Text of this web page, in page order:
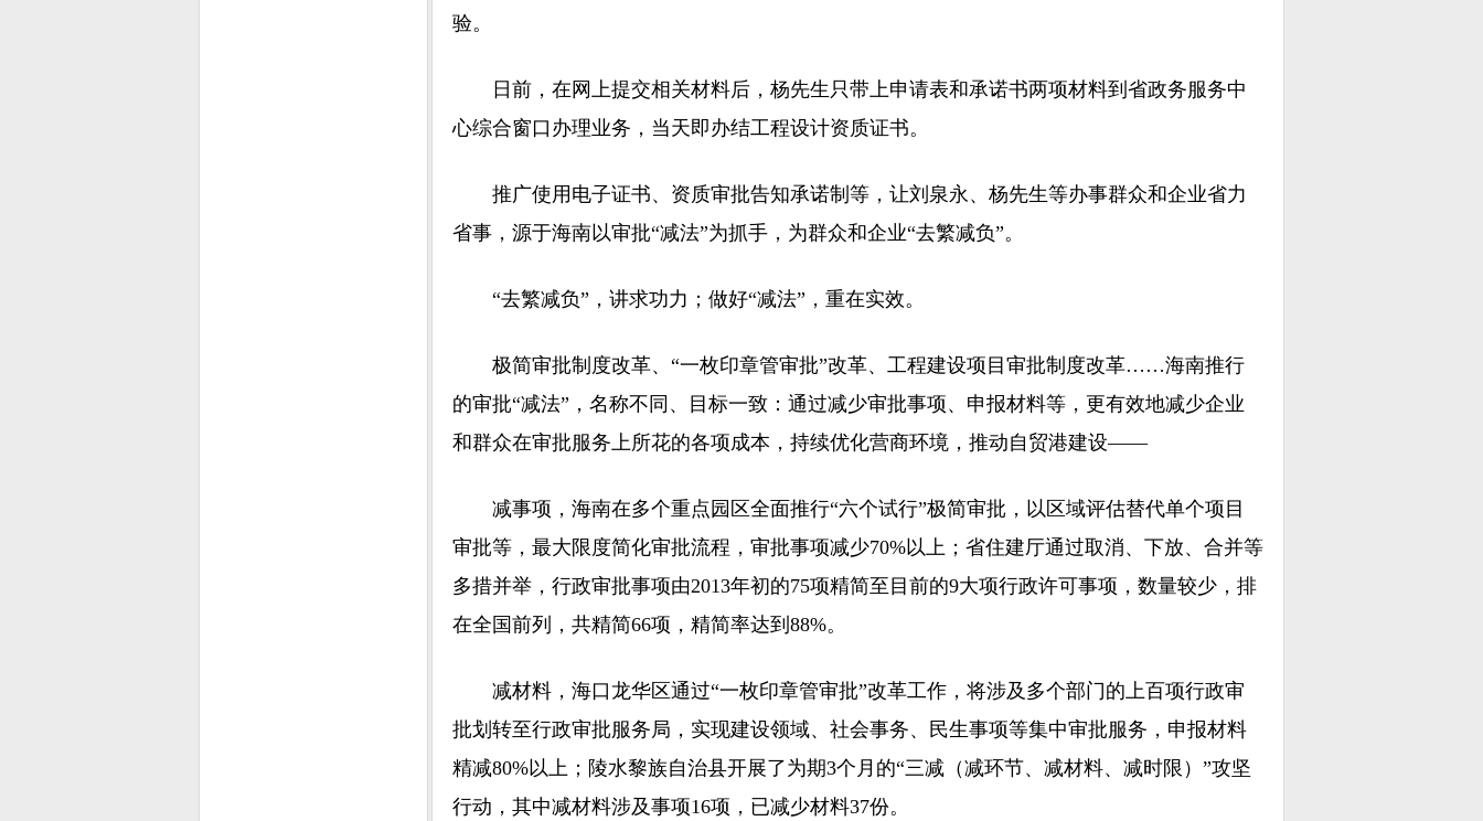
验。
日前，在网上提交相关材料后，杨先生只带上申请表和承诺书两项材料到省政务服务中
心综合窗口办理业务，当天即办结工程设计资质证书。
推广使用电子证书、资质审批告知承诺制等，让刘泉永、杨先生等办事群众和企业省力
省事，源于海南以审批“减法”为抓手，为群众和企业“去繁减负”。
“去繁减负”，讲求功力；做好“减法”，重在实效。
极简审批制度改革、“一枚印章管审批”改革、工程建设项目审批制度改革……海南推行
的审批“减法”，名称不同、目标一致：通过减少审批事项、申报材料等，更有效地减少企业
和群众在审批服务上所花的各项成本，持续优化营商环境，推动自贸港建设——
减事项，海南在多个重点园区全面推行“六个试行”极简审批，以区域评估替代单个项目
审批等，最大限度简化审批流程，审批事项减少70%以上；省住建厅通过取消、下放、合并等
多措并举，行政审批事项由2013年初的75项精简至目前的9大项行政许可事项，数量较少，排
在全国前列，共精简66项，精简率达到88%。
减材料，海口龙华区通过“一枚印章管审批”改革工作，将涉及多个部门的上百项行政审
批划转至行政审批服务局，实现建设领域、社会事务、民生事项等集中审批服务，申报材料
精减80%以上；陵水黎族自治县开展了为期3个月的“三减（减环节、减材料、减时限）”攻坚
行动，其中减材料涉及事项16项，已减少材料37份。